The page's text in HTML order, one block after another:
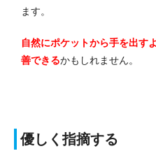
ます。
自然にポケットから手を出す
善できるかもしれません。
優しく指摘する